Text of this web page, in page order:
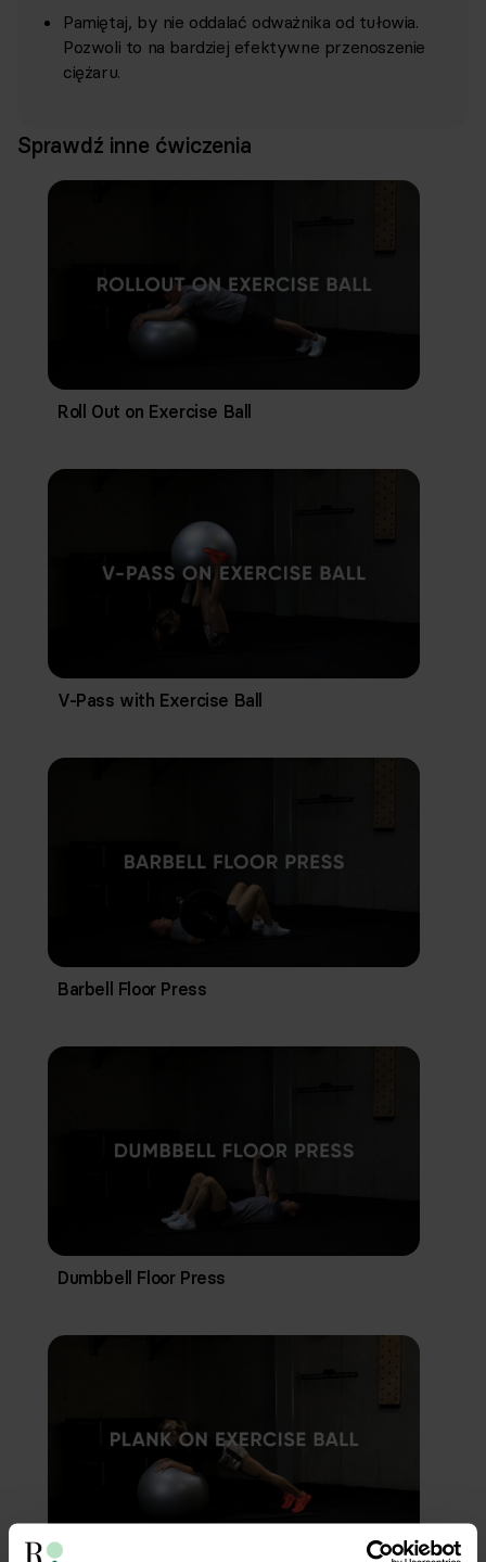
Pamiętaj, by nie oddalać odważnika od tułowia.
Pozwoli to na bardziej efektywne przenoszenie
ciężaru.
Sprawdź inne ćwiczenia
Roll Out on Exercise Ball
V-Pass with Exercise Ball
Barbell Floor Press
Dumbbell Floor Press